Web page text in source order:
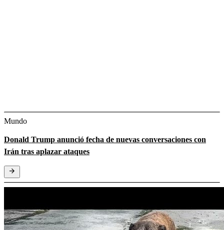
Mundo
Donald Trump anunció fecha de nuevas conversaciones con
Irán tras aplazar ataques